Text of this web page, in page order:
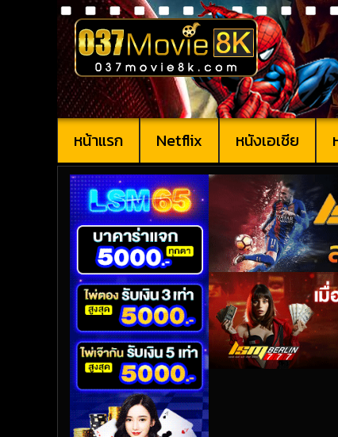
หน้าแรก Netflix หนังเอเชีย